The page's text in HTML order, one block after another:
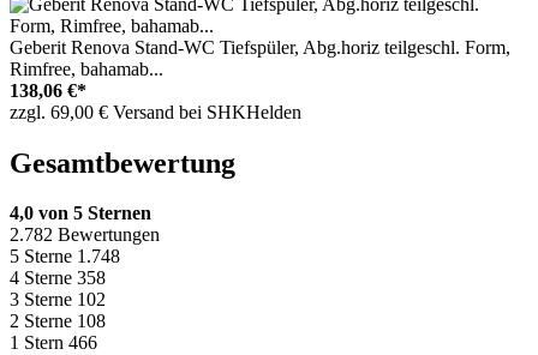
Geberit Renova Stand-WC Tiefspüler, Abg.horiz teilgeschl. Form,
Rimfree, bahamab...
138,06 €*
zzgl. 69,00 € Versand bei SHKHelden
Gesamtbewertung
4,0 von 5 Sternen
2.782 Bewertungen
5 Sterne 1.748
4 Sterne 358
3 Sterne 102
2 Sterne 108
1 Stern 466